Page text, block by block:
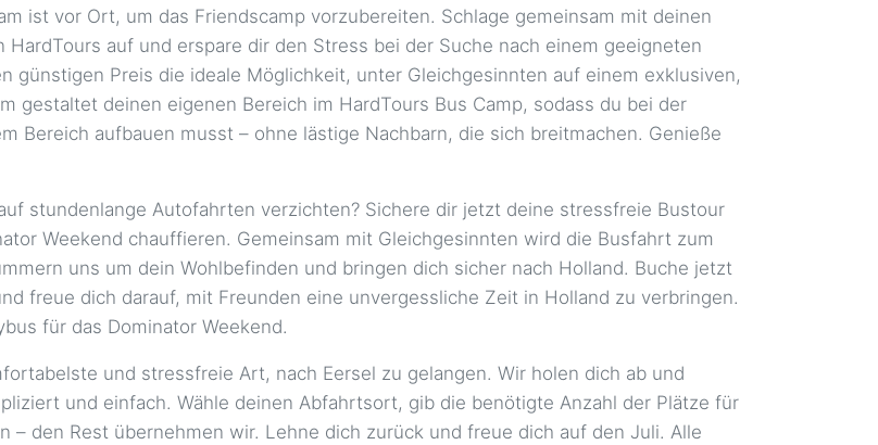
ist vor Ort, um das Friendscamp vorzubereiten. Schlage gemeinsam mit deinen
auf und erspare dir den Stress bei der Suche nach einem geeigneten
günstigen Preis die ideale Möglichkeit, unter Gleichgesinnten auf einem exklusiven,
gestaltet deinen eigenen Bereich im HardTours Bus Camp, sodass du bei der
Bereich aufbauen musst – ohne lästige Nachbarn, die sich breitmachen. Genieße
stundenlange Autofahrten verzichten? Sichere dir jetzt deine stressfreie Bustour
Weekend chauffieren. Gemeinsam mit Gleichgesinnten wird die Busfahrt zum
uns um dein Wohlbefinden und bringen dich sicher nach Holland. Buche jetzt
freue dich darauf, mit Freunden eine unvergessliche Zeit in Holland zu verbringen.
für das Dominator Weekend.
und stressfreie Art, nach Eersel zu gelangen. Wir holen dich ab und
und einfach. Wähle deinen Abfahrtsort, gib die benötigte Anzahl der Plätze für
– den Rest übernehmen wir. Lehne dich zurück und freue dich auf den Juli. Alle